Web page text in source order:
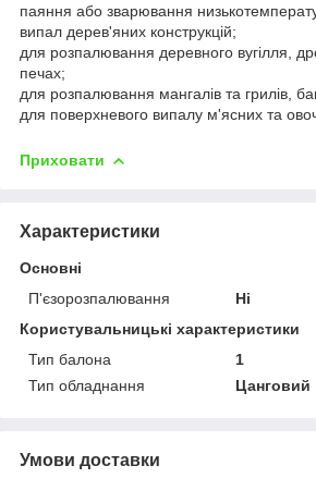
паяння або зварювання
випал дерев'яних конструкцій;
для розпалювання деревного вугілля,
печах;
для розпалювання мангалів та грилів,
для поверхневого випалу м'ясних та
Приховати
Характеристики
Основні
П'єзорозпалювання
Ні
Користувальницькі характеристики
Тип балона
1
Тип обладнання
Цанговий
Умови доставки